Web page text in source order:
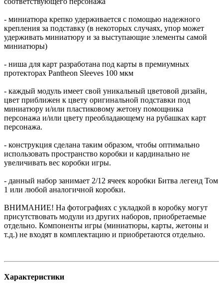
- миниатюра крепко удерживается с помощью надежного
крепления за подставку (в некоторых случаях, упор может
удерживать миниатюру и за выступающие элементы самой
миниатюры)
- ниша для карт разработана под карты в премиумных
протекторах Pantheon Sleeves 100 мкм
- каждый модуль имеет свой уникальный цветовой дизайн,
цвет приближен к цвету оригинальной подставки под
миниатюру и/или пластиковому жетону помощника
персонажа и/или цвету преобладающему на рубашках карт
персонажа.
- конструкция сделана таким образом, чтобы оптимально
использовать пространство коробки и кардинально не
увеличивать вес коробки игры.
- данный набор занимает 2/12 ячеек коробки Битва легенд Том
1 или любой аналогичной коробки.
ВНИМАНИЕ! На фотографиях с укладкой в коробку могут
присутствовать модули из других наборов, приобретаемые
отдельно. Компоненты игры (миниатюры, карты, жетоны и
т.д.) не входят в комплектацию и приобретаются отдельно.
Характеристики